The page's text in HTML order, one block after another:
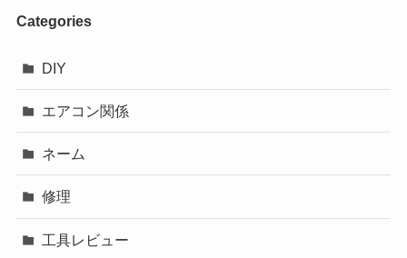
Categories
DIY
エアコン関係
ネーム
修理
工具レビュー